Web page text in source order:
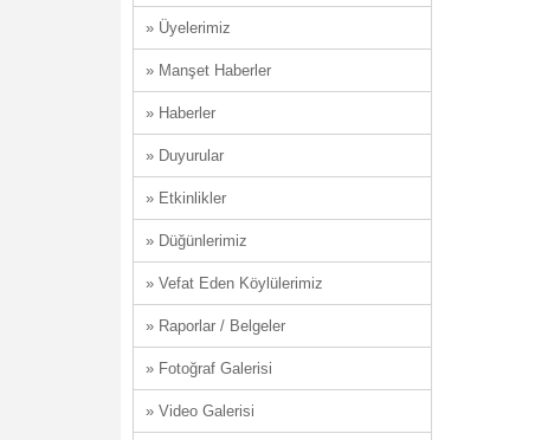
» Üyelerimiz
» Manşet Haberler
» Haberler
» Duyurular
» Etkinlikler
» Düğünlerimiz
» Vefat Eden Köylülerimiz
» Raporlar / Belgeler
» Fotoğraf Galerisi
» Video Galerisi